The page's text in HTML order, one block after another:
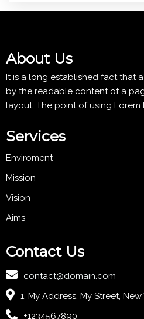
About Us
It is a long established fact that
by the readable content of a
layout. The point of using Lorem
Services
Enviroment
Mission
Vision
Aims
Contact Us
contact@domain.com
1, My Address, My Street, New
+1234567890